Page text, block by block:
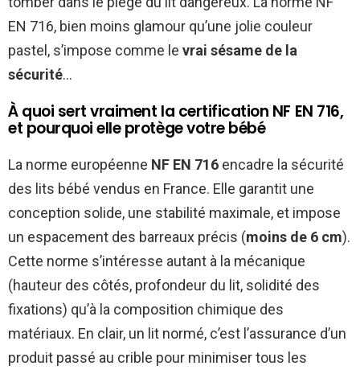
EN 716, bien moins glamour qu’une jolie couleur
pastel, s’impose comme le vrai sésame de la
sécurité…
À quoi sert vraiment la certification NF EN 716,
et pourquoi elle protège votre bébé
La norme européenne NF EN 716 encadre la sécurité
des lits bébé vendus en France. Elle garantit une
conception solide, une stabilité maximale, et impose
un espacement des barreaux précis (moins de 6 cm).
Cette norme s’intéresse autant à la mécanique
(hauteur des côtés, profondeur du lit, solidité des
fixations) qu’à la composition chimique des
matériaux. En clair, un lit normé, c’est l’assurance d’un
produit passé au crible pour minimiser tous les